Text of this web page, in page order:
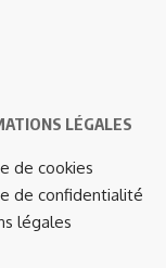
LÉGALES
de cookies
de confidentialité
légales